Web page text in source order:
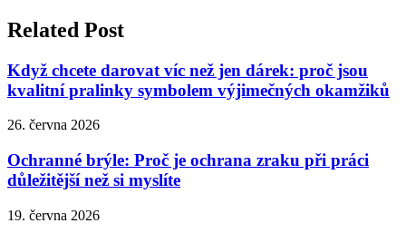
Related Post
Když chcete darovat víc než jen dárek: proč jsou
kvalitní pralinky symbolem výjimečných okamžiků
26. června 2026
Ochranné brýle: Proč je ochrana zraku při práci
důležitější než si myslíte
19. června 2026